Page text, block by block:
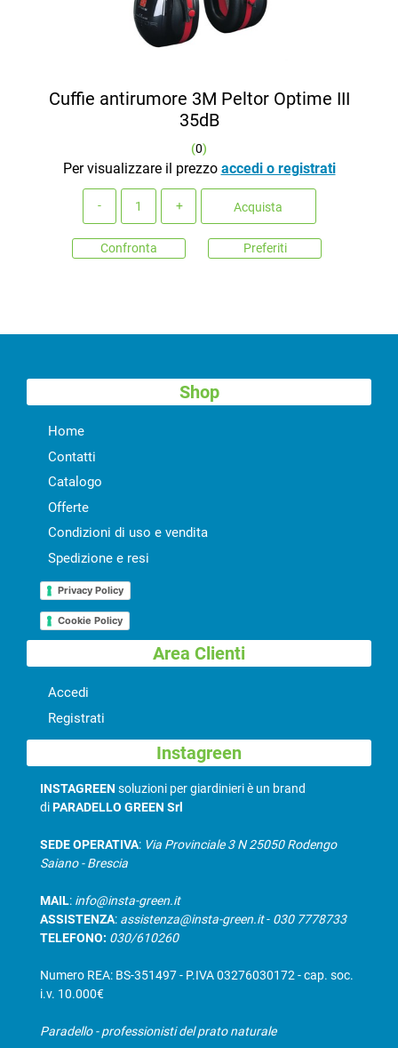
Cuffie antirumore 3M Peltor Optime III
35dB
(0)
Per visualizzare il prezzo accedi o registrati
Acquista
Confronta Preferiti
Shop
Home
Contatti
Catalogo
Offerte
Condizioni di uso e vendita
Spedizione e resi
Privacy Policy
Cookie Policy
Area Clienti
Accedi
Registrati
Instagreen
INSTAGREEN soluzioni per giardinieri è un brand
diPARADELLO GREEN Srl
SEDE OPERATIVA: Via Provinciale 3 N 25050 Rodengo
Saiano - Brescia
MAIL: info@insta-green.it
ASSISTENZA: assistenza@insta-green.it- 030 7778733
TELEFONO: 030/610260
Numero REA: BS-351497 - P.IVA 03276030172 - cap. soc.
i.v. 10.000€
Paradello - professionisti del prato naturale